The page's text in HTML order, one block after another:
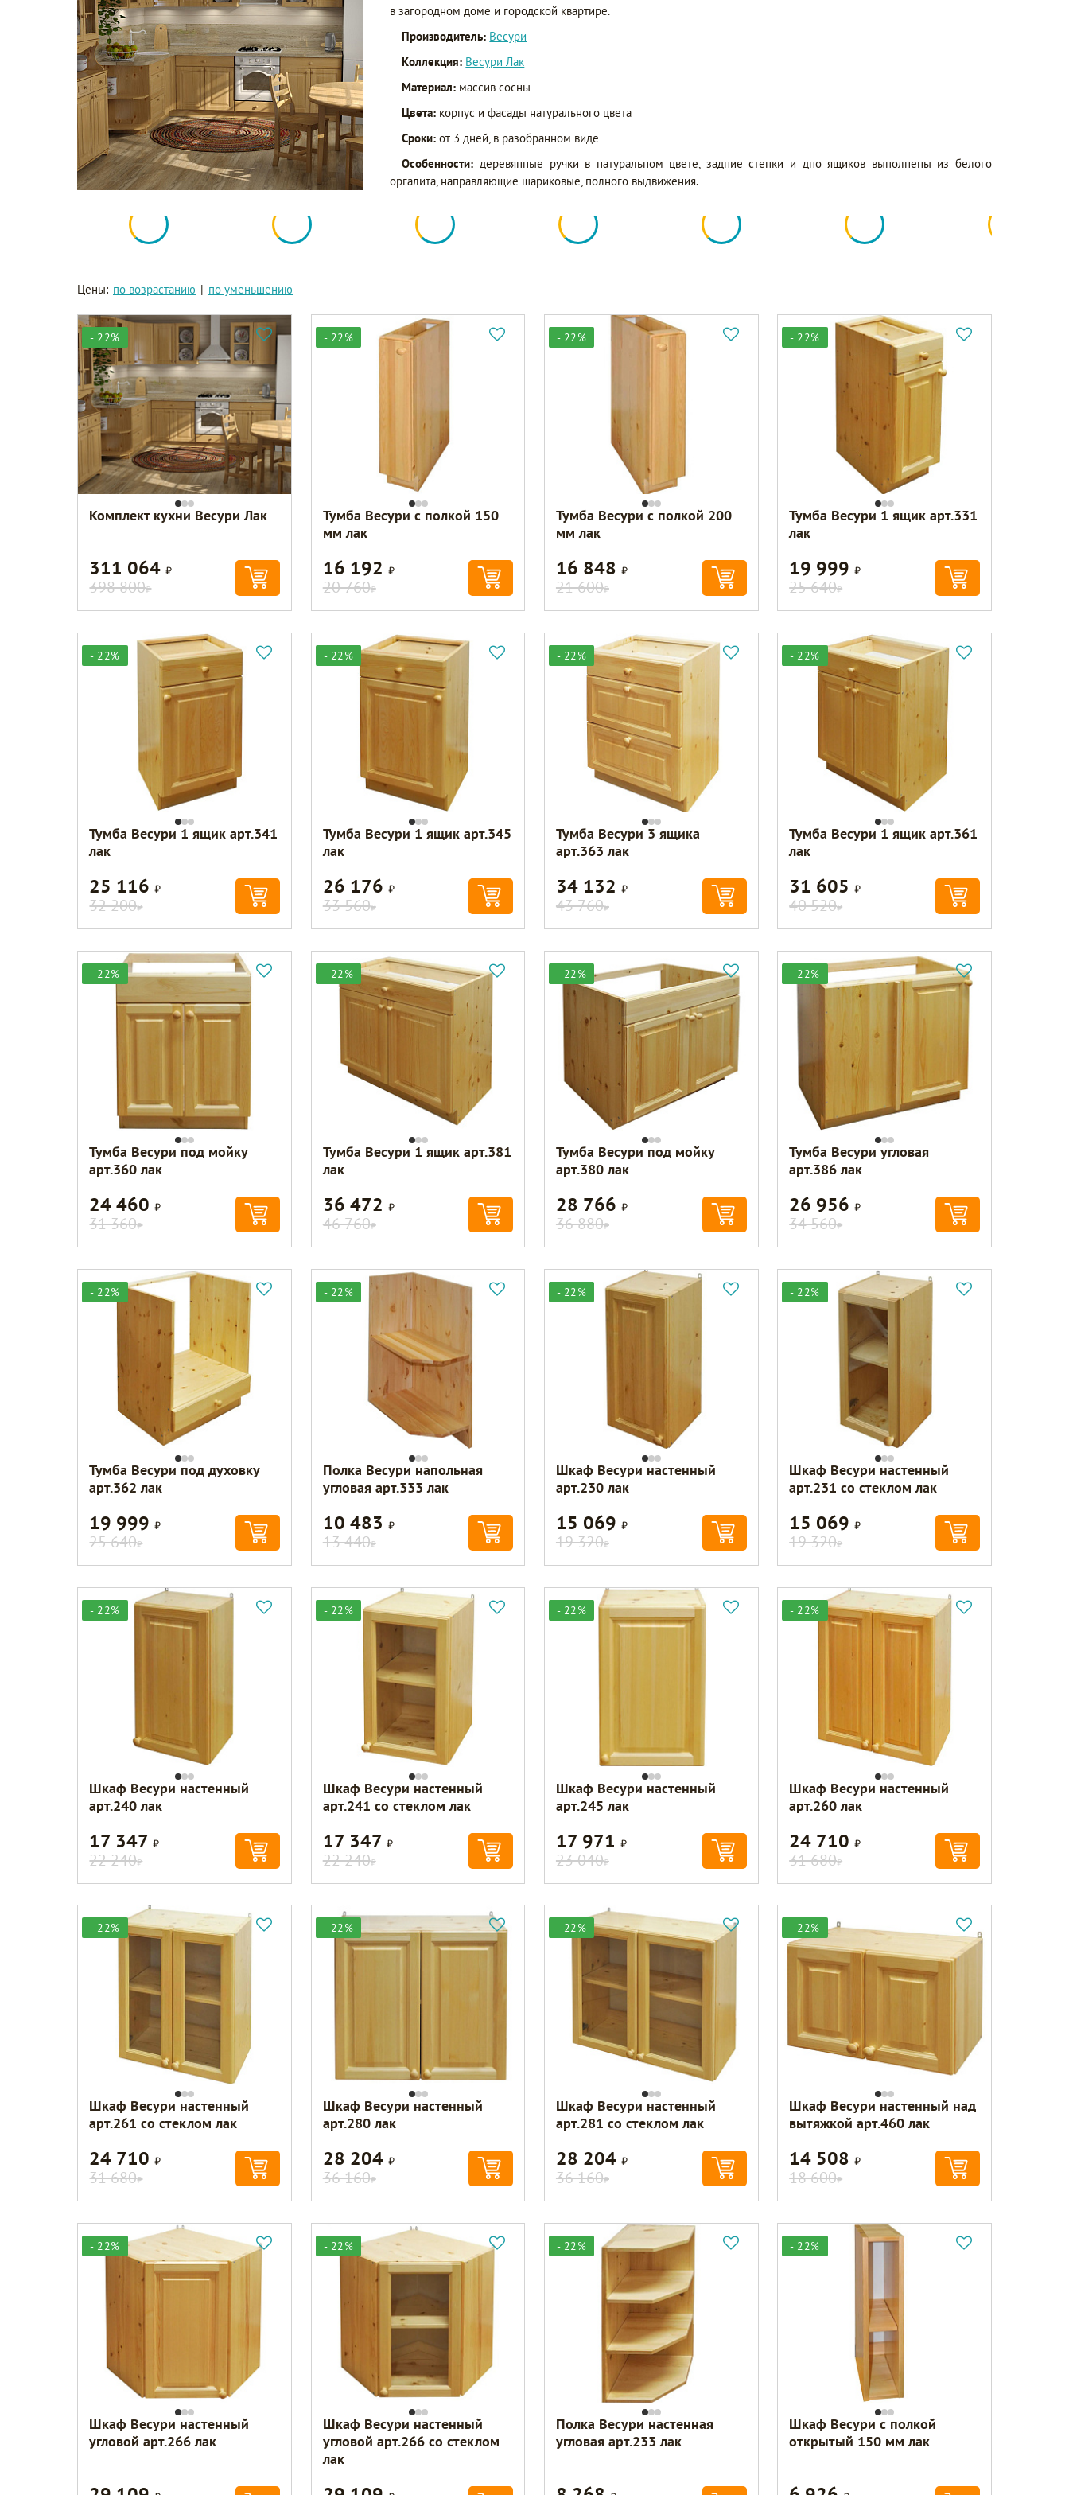
в загородном доме и городской квартире.
Производитель: Весури
Коллекция: Весури Лак
Материал: массив сосны
Цвета: корпус и фасады натурального цвета
Сроки: от 3 дней, в разобранном виде
Особенности: деревянные ручки в натуральном цвете, задние стенки и дно ящиков выполнены из белого
оргалита, направляющие шариковые, полного выдвижения.
Цены: по возрастанию | по уменьшению
- 22%
Комплект кухни Весури Лак
311 064Р
398 800Р
- 22%
Тумба Весури с полкой 150
мм лак
16 192 Р
20 760Р
- 22%
Тумба Весури с полкой 200
мм лак
16 848 Р
21 600Р
- 22%
Тумба Весури 1 ящик арт.331
лак
19 999Р
25 640Р
- 22%
Тумба Весури 1 ящик арт.341
лак
25 116Р
32 200Р
- 22%
Тумба Весури 1 ящик арт.345
лак
26 176 Р
33 560Р
- 22%
Тумба Весури 3 ящика
арт.363 лак
34 132 Р
43 760Р
- 22%
Тумба Весури 1 ящик арт.361
лак
31 605Р
40 520Р
- 22%
Тумба Весури под мойку
арт.360 лак
24 460Р
31 360Р
- 22%
Тумба Весури 1 ящик арт.381
лак
36 472 Р
46 760Р
- 22%
Тумба Весури под мойку
арт.380 лак
28 766 Р
36 880Р
- 22%
Тумба Весури угловая
арт.386 лак
26 956Р
34 560Р
- 22%
Тумба Весури под духовку
арт.362 лак
19 999Р
25 640Р
- 22%
Полка Весури напольная
угловая арт.333 лак
10 483 Р
13 440Р
- 22%
Шкаф Весури настенный
арт.230 лак
15 069 Р
19 320Р
- 22%
Шкаф Весури настенный
арт.231 со стеклом лак
15 069Р
19 320Р
- 22%
Шкаф Весури настенный
арт.240 лак
17 347Р
22 240Р
- 22%
Шкаф Весури настенный
арт.241 со стеклом лак
17 347 Р
22 240Р
- 22%
Шкаф Весури настенный
арт.245 лак
17 971 Р
23 040Р
- 22%
Шкаф Весури настенный
арт.260 лак
24 710Р
31 680Р
- 22%
Шкаф Весури настенный
арт.261 со стеклом лак
24 710Р
31 680Р
- 22%
Шкаф Весури настенный
арт.280 лак
28 204 Р
36 160Р
- 22%
Шкаф Весури настенный
арт.281 со стеклом лак
28 204 Р
36 160Р
- 22%
Шкаф Весури настенный над
вытяжкой арт.460 лак
14 508Р
18 600Р
- 22%
Шкаф Весури настенный
угловой арт.266 лак
- 22%
Шкаф Весури настенный
угловой арт.266 со стеклом
лак
- 22%
Полка Весури настенная
угловая арт.233 лак
- 22%
Шкаф Весури с полкой
открытый 150 мм лак